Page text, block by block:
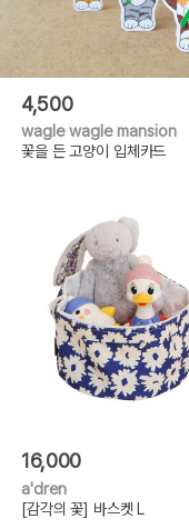
4,500
wagle wagle mansion
꽃을 든 고양이 입체카드
16,000
a'dren
[감각의 꽃] 바스켓 L